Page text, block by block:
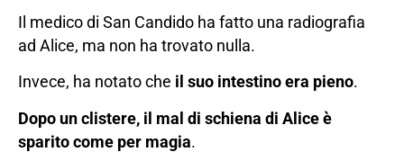
Il medico di San Candido ha fatto una radiografia
ad Alice, ma non ha trovato nulla.
Invece, ha notato che il suo intestino era pieno.
Dopo un clistere, il mal di schiena di Alice è
sparito come per magia.